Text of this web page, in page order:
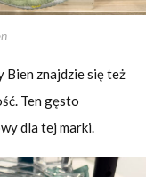
Bien znajdzie się też
Ten gęsto
dla tej marki.